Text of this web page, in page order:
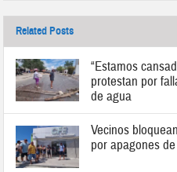
Related Posts
“Estamos
protestan por
de agua
Vecinos
por apagones